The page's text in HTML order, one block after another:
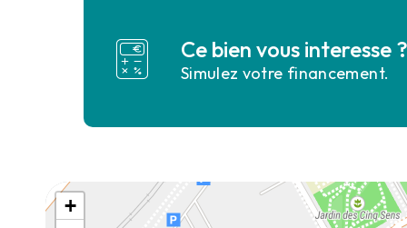
Ce bien vous interesse ?
Simulez votre financement.
+